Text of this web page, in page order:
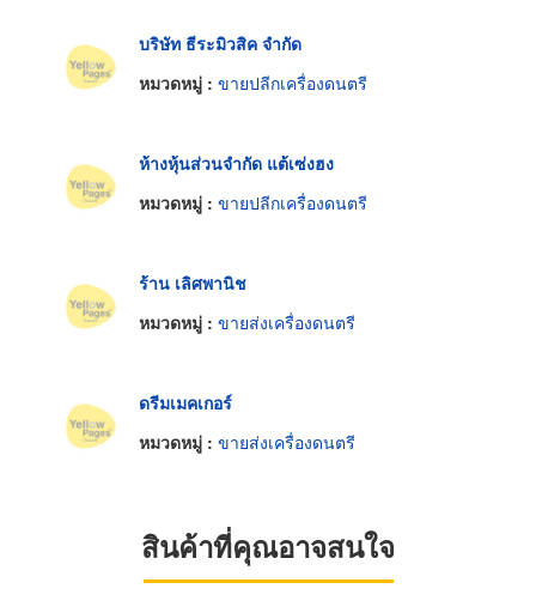
บริษัท ธีระมิวสิค จำกัด
หมวดหมู่ : ขายปลีกเครื่องดนตรี
ห้างหุ้นส่วนจำกัด แต้เซ่งฮง
หมวดหมู่ : ขายปลีกเครื่องดนตรี
ร้าน เลิศพานิช
หมวดหมู่ : ขายส่งเครื่องดนตรี
ดรีมเมคเกอร์
หมวดหมู่ : ขายส่งเครื่องดนตรี
สินค้าที่คุณอาจสนใจ